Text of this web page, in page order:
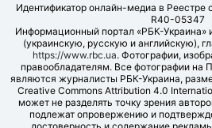
Идентификатор онлайн-медиа в
R40-05347
Информационный портал «РБК-Украина»
(украинскую, русскую и английскую),
https://www.rbc.ua. Фотографии,
правообладателям. Все фотографии на
являются журналисты РБК-Украина,
Creative Commons Attribution 4.0
может не разделять точку зрения
подлежат опровержению и